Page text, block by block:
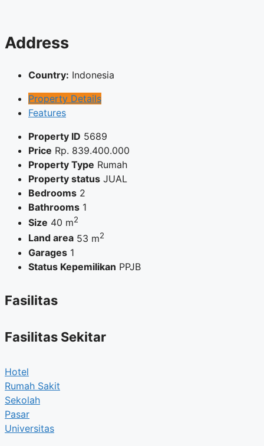
Address
Country: Indonesia
Property Details
Features
Property ID 5689
Price Rp. 839.400.000
Property Type Rumah
Property status JUAL
Bedrooms 2
Bathrooms 1
Size 40 m2
Land area 53 m2
Garages 1
Status Kepemilikan PPJB
Fasilitas
Fasilitas Sekitar
Hotel
Rumah Sakit
Sekolah
Pasar
Universitas